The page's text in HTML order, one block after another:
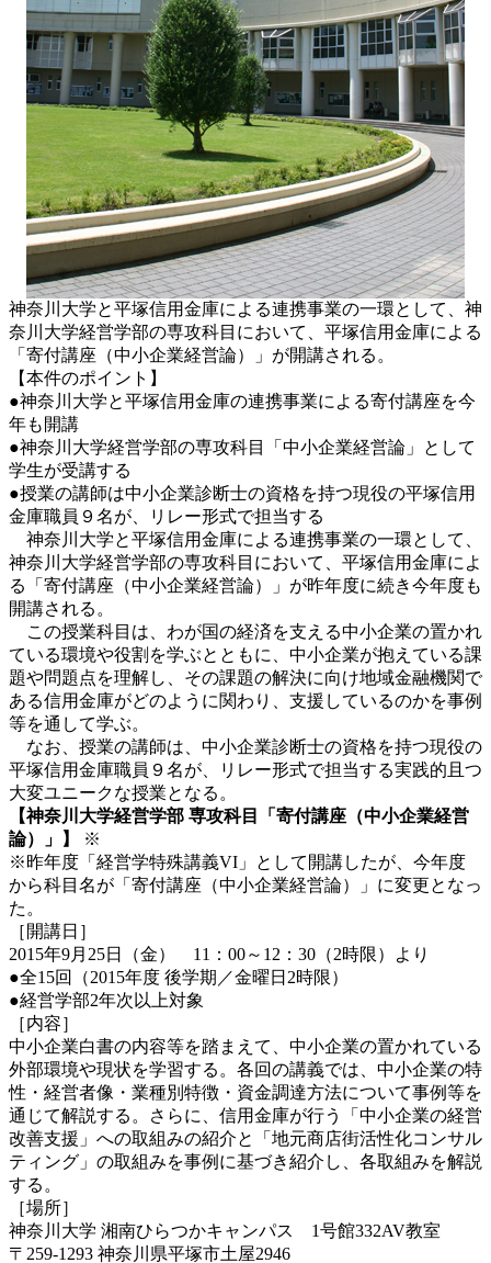
神奈川大学と平塚信用金庫による連携事業の一環として、神
奈川大学経営学部の専攻科目において、平塚信用金庫による
「寄付講座（中小企業経営論）」が開講される。
【本件のポイント】
●神奈川大学と平塚信用金庫の連携事業による寄付講座を今
年も開講
●神奈川大学経営学部の専攻科目「中小企業経営論」として
学生が受講する
●授業の講師は中小企業診断士の資格を持つ現役の平塚信用
金庫職員９名が、リレー形式で担当する
神奈川大学と平塚信用金庫による連携事業の一環として、
神奈川大学経営学部の専攻科目において、平塚信用金庫によ
る「寄付講座（中小企業経営論）」が昨年度に続き今年度も
開講される。
この授業科目は、わが国の経済を支える中小企業の置かれ
ている環境や役割を学ぶとともに、中小企業が抱えている課
題や問題点を理解し、その課題の解決に向け地域金融機関で
ある信用金庫がどのように関わり、支援しているのかを事例
等を通して学ぶ。
なお、授業の講師は、中小企業診断士の資格を持つ現役の
平塚信用金庫職員９名が、リレー形式で担当する実践的且つ
大変ユニークな授業となる。
【神奈川大学経営学部 専攻科目「寄付講座（中小企業経営
論）」】
※
※昨年度「経営学特殊講義VI」として開講したが、今年度
から科目名が「寄付講座（中小企業経営論）」に変更となっ
た。
［開講日］
2015年9月25日（金） 11：00～12：30（2時限）より
●全15回（2015年度 後学期／金曜日2時限）
●経営学部2年次以上対象
［内容］
中小企業白書の内容等を踏まえて、中小企業の置かれている
外部環境や現状を学習する。各回の講義では、中小企業の特
性・経営者像・業種別特徴・資金調達方法について事例等を
通じて解説する。さらに、信用金庫が行う「中小企業の経営
改善支援」への取組みの紹介と「地元商店街活性化コンサル
ティング」の取組みを事例に基づき紹介し、各取組みを解説
する。
［場所］
神奈川大学 湘南ひらつかキャンパス 1号館332AV教室
〒259-1293 神奈川県平塚市土屋2946